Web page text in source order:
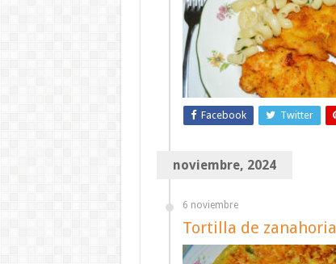
Facebook Twitter
noviembre, 2024
6 noviembre
Tortilla de zanahoria